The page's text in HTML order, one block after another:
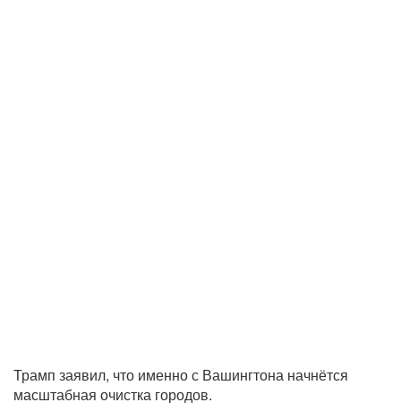
Трамп заявил, что именно с Вашингтона начнётся
масштабная очистка городов.